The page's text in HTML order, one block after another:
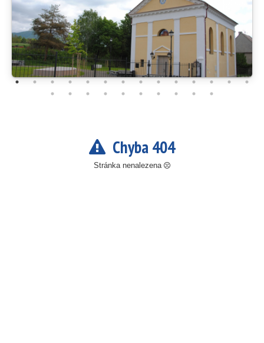
Chyba 404
Stránka nenalezena